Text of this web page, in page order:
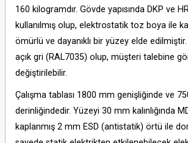
160 kilogramdır. Gövde yapısında DKP ve
kullanılmış olup, elektrostatik toz boya ile
ömürlü ve dayanıklı bir yüzey elde
açık gri (RAL7035) olup, müşteri talebine
değiştirilebilir.
Çalışma tablası 1800 mm genişliğinde ve
derinliğindedir. Yüzeyi 30 mm kalınlığında
kaplanmış 2 mm ESD (antistatik) örtü ile